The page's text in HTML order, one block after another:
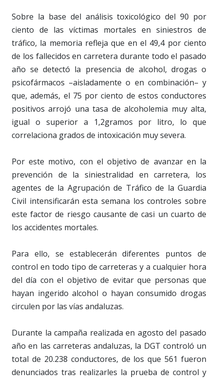
Sobre la base del análisis toxicológico del 90 por
ciento de las víctimas mortales en siniestros de
tráfico, la memoria refleja que en el 49,4 por ciento
de los fallecidos en carretera durante todo el pasado
año se detectó la presencia de alcohol, drogas o
psicofármacos –aisladamente o en combinación– y
que, además, el 75 por ciento de estos conductores
positivos arrojó una tasa de alcoholemia muy alta,
igual o superior a 1,2gramos por litro, lo que
correlaciona grados de intoxicación muy severa.
Por este motivo, con el objetivo de avanzar en la
prevención de la siniestralidad en carretera, los
agentes de la Agrupación de Tráfico de la Guardia
Civil intensificarán esta semana los controles sobre
este factor de riesgo causante de casi un cuarto de
los accidentes mortales.
Para ello, se establecerán diferentes puntos de
control en todo tipo de carreteras y a cualquier hora
del día con el objetivo de evitar que personas que
hayan ingerido alcohol o hayan consumido drogas
circulen por las vías andaluzas.
Durante la campaña realizada en agosto del pasado
año en las carreteras andaluzas, la DGT controló un
total de 20.238 conductores, de los que 561 fueron
denunciados tras realizarles la prueba de control y